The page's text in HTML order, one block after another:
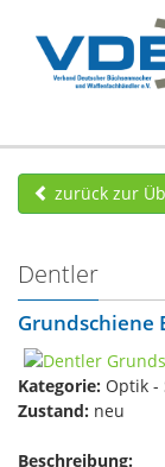
zurück zur
Dentler
Grundschiene
Kategorie: Optik -
Zustand: neu
Beschreibung: